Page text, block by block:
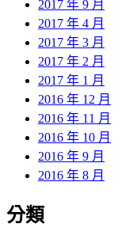
2017 年 9 月
2017 年 4 月
2017 年 3 月
2017 年 2 月
2017 年 1 月
2016 年 12 月
2016 年 11 月
2016 年 10 月
2016 年 9 月
2016 年 8 月
分類